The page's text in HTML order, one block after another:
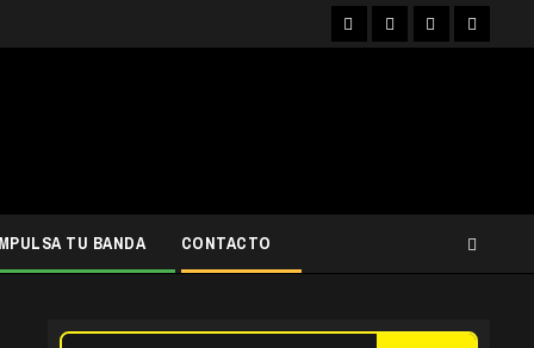
FacebookInstagram
YouTubeTwitter
TU BANDA CONTACTO